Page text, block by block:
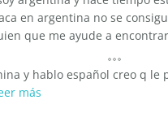
en argentina no se
que me ayude a
y hablo español creo q le
más